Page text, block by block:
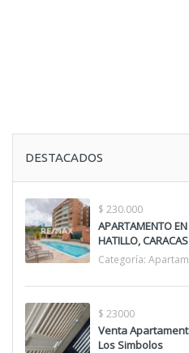
DESTACADOS
$ 230.000
APARTAMENTO
HATILLO, CARACAS
Categoría:
$ 23000
Venta
Los Simbolos